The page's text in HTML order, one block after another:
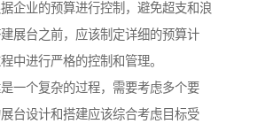
企业的预算进行控制，避免超支和浪
展台之前，应该制定详细的预算计
中进行严格的控制和管理。
一个复杂的过程，需要考虑多个要
台设计和搭建应该综合考虑目标受